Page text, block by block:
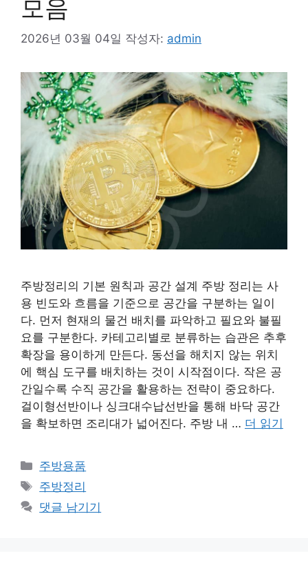
모음
2026년 03월 04일 작성자: admin
주방정리의 기본 원칙과 공간 설계 주방 정리는 사
용 빈도와 흐름을 기준으로 공간을 구분하는 일이
다. 먼저 현재의 물건 배치를 파악하고 필요와 불필
요를 구분한다. 카테고리별로 분류하는 습관은 추후
확장을 용이하게 만든다. 동선을 해치지 않는 위치
에 핵심 도구를 배치하는 것이 시작점이다. 작은 공
간일수록 수직 공간을 활용하는 전략이 중요하다.
걸이형선반이나 싱크대수납선반을 통해 바닥 공간
을 확보하면 조리대가 넓어진다. 주방 내 … 더 읽기
카
테
고
리
주방용품
태
그
주방정리
댓글 남기기